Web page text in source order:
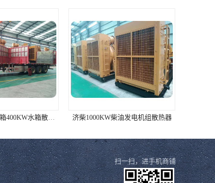
柴油发电机组水箱400KW水箱散热器 济柴 济柴1000KW柴油发电机组散热器
扫一扫，进手机商铺